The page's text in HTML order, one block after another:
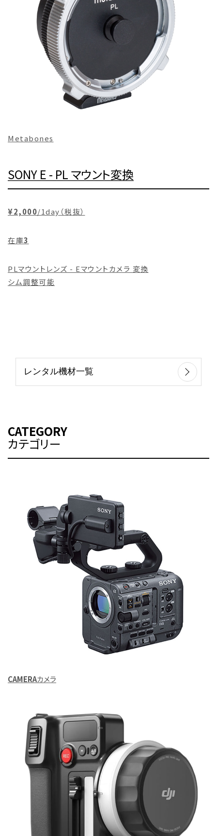
Metabones
SONY E - PL マウント変換
¥2,000/1day（税抜）
在庫3
PLマウントレンズ - Eマウントカメラ 変換
シム調整可能
レンタル機材一覧
CATEGORY
カテゴリー
CAMERAカメラ